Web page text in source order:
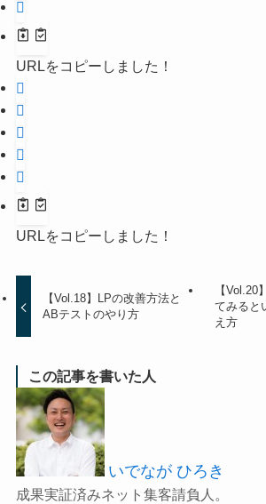
URLをコピーしました！
URLをコピーしました！
【Vol.18】LPの改善方法と
ABテストのやり方
【Vol.20
てみると
え方
この記事を書いた人
いでなが ひろき
成果実証済みネット集客請負人。